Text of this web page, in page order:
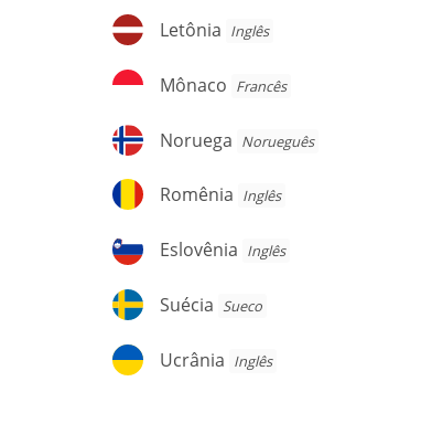
Letônia
Letônia Inglês
Mônaco
Mônaco Francês
Noruega
Noruega Norueguês
Romênia
Romênia Inglês
Eslovênia
Eslovênia Inglês
Suécia
Suécia Sueco
Ucrânia
Ucrânia Inglês